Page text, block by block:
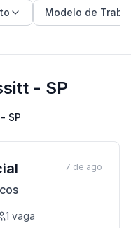
Modelo de
- SP
SP
1 vaga
7 de ago